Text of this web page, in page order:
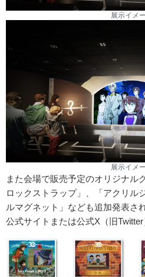
展示イメ
展示イメ
また会場で販売予定のオリジナル
ロックストラップ」、「アクリル
ルマグネット」なども追加発表さ
公式サイトまたは公式X（旧Twitter